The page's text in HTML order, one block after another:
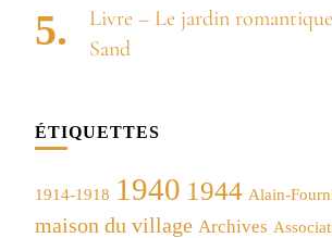
Livre – Le jardin
Sand
ÉTIQUETTES
1914-1918 1940 1944 Alain-
maison du village Archives